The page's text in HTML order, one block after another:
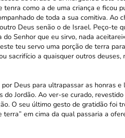
tenra como a de uma criança e ficou
de toda a sua comitiva. Ao
Deus senão o de Israel. Peço-te
do Senhor que eu sirvo, nada
teu servo uma porção de terra
sacrifício a quaisquer outros deuses,
Deus para ultrapassar as honras
Jordão. Ao ver-se curado,
O seu último gesto de gratidão foi
em cima da qual passaria a